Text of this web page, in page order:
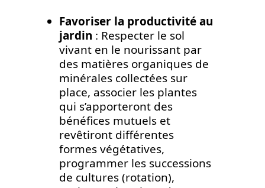
Favoriser la productivité au
jardin : Respecter le sol
vivant en le nourissant par
des matières organiques de
minérales collectées sur
place, associer les plantes
qui s’apporteront des
bénéfices mutuels et
revêtiront différentes
formes végétatives,
programmer les successions
de cultures (rotation),